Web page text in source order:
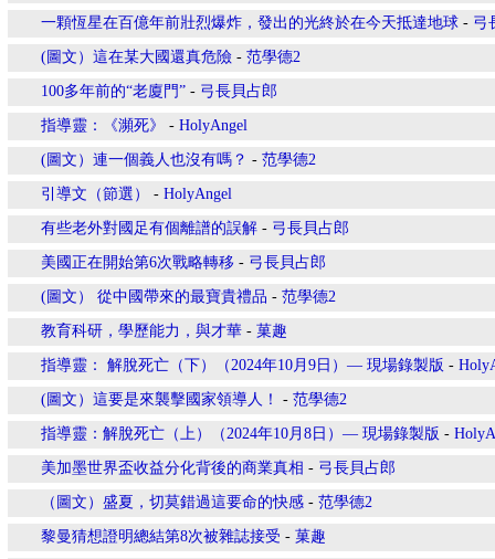
一顆恆星在百億年前壯烈爆炸，發出的光終於在今天抵達地球 - 弓
(圖文）這在某大國還真危險 - 范學德2
100多年前的“老廈門” - 弓長貝占郎
指導靈：《瀕死》 - HolyAngel
(圖文）連一個義人也沒有嗎？ - 范學德2
引導文（節選） - HolyAngel
有些老外對國足有個離譜的誤解 - 弓長貝占郎
美國正在開始第6次戰略轉移 - 弓長貝占郎
(圖文） 從中國帶來的最寶貴禮品 - 范學德2
教育科研，學歷能力，與才華 - 菓趣
指導靈： 解脫死亡（下）（2024年10月9日）— 現場錄製版 -
(圖文）這要是來襲擊國家領導人！ - 范學德2
指導靈：解脫死亡（上）（2024年10月8日）— 現場錄製版 -
美加墨世界盃收益分化背後的商業真相 - 弓長貝占郎
（圖文）盛夏，切莫錯過這要命的快感 - 范學德2
黎曼猜想證明總結第8次被雜誌接受 - 菓趣